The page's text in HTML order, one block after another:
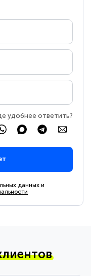
удобнее ответить?
данных и